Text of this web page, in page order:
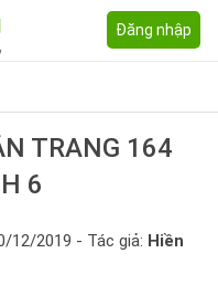
Đăng nhập
TRANG 164
6
12/2019 - Tác giả: Hiền